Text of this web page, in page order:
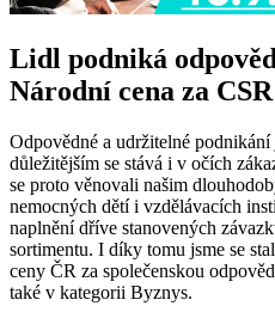
Lidl podniká
Národní cena za CSR
Odpovědné a udržitelné
důležitějším se stává i v očích
se proto věnovali našim
nemocných dětí i vzdělávacích
naplnění dříve stanovených
sortimentu. I díky tomu jsme se
ceny ČR za společenskou
také v kategorii Byznys.